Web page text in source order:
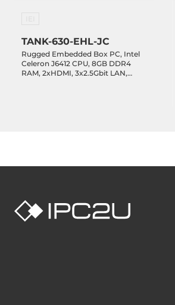
TANK-630-EHL-JC
Rugged Embedded Box PC, Intel
Celeron J6412 CPU, 8GB DDR4
RAM, 2xHDMI, 3x2.5Gbit LAN,